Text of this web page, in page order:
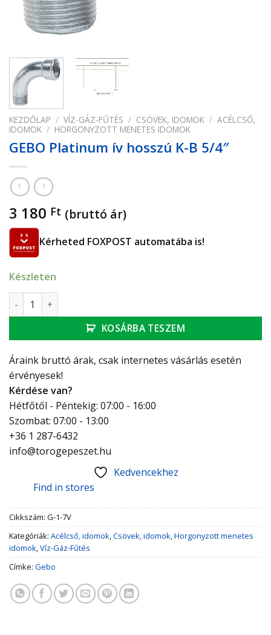
KEZDŐLAP / VÍZ-GÁZ-FŰTÉS / CSÖVEK, IDOMOK / ACÉLCSŐ,
IDOMOK / HORGONYZOTT MENETES IDOMOK
GEBO Platinum ív hosszú K-B 5/4″
3 180 Ft (bruttó ár)
Kérheted FOXPOST automatába is!
Készleten
GEBO Platinum ív hosszú K-B 5/4" mennyiség
KOSÁRBA TESZEM
Áraink bruttó árak, csak internetes vásárlás esetén
érvényesek!
Kérdése van?
Hétfőtől - Péntekig: 07:00 - 16:00
Szombat: 07:00 - 13:00
+36 1 287-6432
info@torogepeszet.hu
Kedvencekhez
Find in stores
Cikkszám: G-1-7V
Kategóriák: Acélcső, idomok,Csövek, idomok,Horgonyzott menetes
idomok,Víz-Gáz-Fűtés
Címke: Gebo